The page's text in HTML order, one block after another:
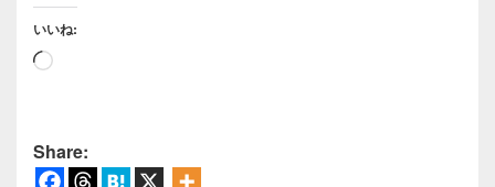
いいね:
読
み
中…
Share: